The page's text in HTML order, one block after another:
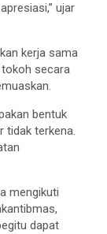
ujar
kerja sama
secara
bentuk
tidak terkena.
mengikuti
dapat